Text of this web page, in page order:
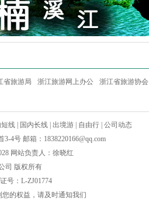
省旅游局 浙江旅游网上办公 浙江省旅游协会
短线 国内长线 出境游 自由行 公司动态
4号 邮箱： 1838220166@qq.com
网站负责人：徐晓红
司 版权所有
号：L-ZJ01774
的权益，请及时通知我们